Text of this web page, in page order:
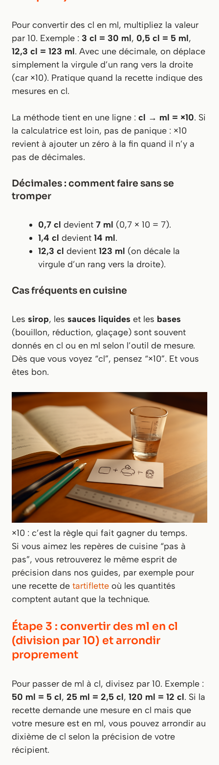
Pour convertir des cl en ml, multipliez la valeur
par 10. Exemple : 3 cl = 30 ml, 0,5 cl = 5 ml,
12,3 cl = 123 ml. Avec une décimale, on déplace
simplement la virgule d’un rang vers la droite
(car ×10). Pratique quand la recette indique des
mesures en cl.
La méthode tient en une ligne : cl → ml = ×10. Si
la calculatrice est loin, pas de panique : ×10
revient à ajouter un zéro à la fin quand il n’y a
pas de décimales.
Décimales : comment faire sans se
tromper
0,7 cl devient 7 ml (0,7 × 10 = 7).
1,4 cl devient 14 ml.
12,3 cl devient 123 ml (on décale la
virgule d’un rang vers la droite).
Cas fréquents en cuisine
Les sirop, les sauces liquides et les bases
(bouillon, réduction, glaçage) sont souvent
donnés en cl ou en ml selon l’outil de mesure.
Dès que vous voyez “cl”, pensez “×10”. Et vous
êtes bon.
×10 : c’est la règle qui fait gagner du temps.
Si vous aimez les repères de cuisine “pas à
pas”, vous retrouverez le même esprit de
précision dans nos guides, par exemple pour
une recette de tartiflette où les quantités
comptent autant que la technique.
Étape 3 : convertir des ml en cl
(division par 10) et arrondir
proprement
Pour passer de ml à cl, divisez par 10. Exemple :
50 ml = 5 cl, 25 ml = 2,5 cl, 120 ml = 12 cl. Si la
recette demande une mesure en cl mais que
votre mesure est en ml, vous pouvez arrondir au
dixième de cl selon la précision de votre
récipient.